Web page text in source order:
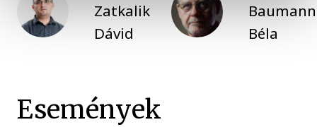
Zatkalik
Dávid
Baumann
Béla
Események